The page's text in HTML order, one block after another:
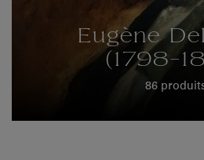
Eugène
(1798-
86